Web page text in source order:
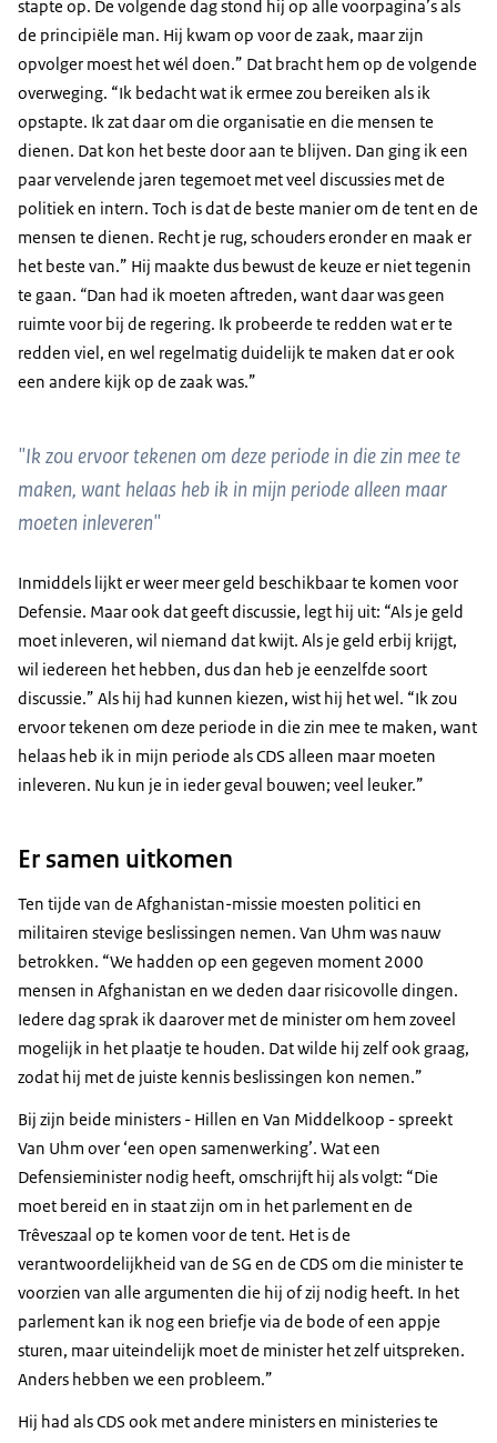
stapte op. De volgende dag stond hij op alle voorpagina’s als
de principiële man. Hij kwam op voor de zaak, maar zijn
opvolger moest het wél doen.” Dat bracht hem op de volgende
overweging. “Ik bedacht wat ik ermee zou bereiken als ik
opstapte. Ik zat daar om die organisatie en die mensen te
dienen. Dat kon het beste door aan te blijven. Dan ging ik een
paar vervelende jaren tegemoet met veel discussies met de
politiek en intern. Toch is dat de beste manier om de tent en de
mensen te dienen. Recht je rug, schouders eronder en maak er
het beste van.” Hij maakte dus bewust de keuze er niet tegenin
te gaan. “Dan had ik moeten aftreden, want daar was geen
ruimte voor bij de regering. Ik probeerde te redden wat er te
redden viel, en wel regelmatig duidelijk te maken dat er ook
een andere kijk op de zaak was.”
"Ik zou ervoor tekenen om deze periode in die zin mee te
maken, want helaas heb ik in mijn periode alleen maar
moeten inleveren"
Inmiddels lijkt er weer meer geld beschikbaar te komen voor
Defensie. Maar ook dat geeft discussie, legt hij uit: “Als je geld
moet inleveren, wil niemand dat kwijt. Als je geld erbij krijgt,
wil iedereen het hebben, dus dan heb je eenzelfde soort
discussie.” Als hij had kunnen kiezen, wist hij het wel. “Ik zou
ervoor tekenen om deze periode in die zin mee te maken, want
helaas heb ik in mijn periode als CDS alleen maar moeten
inleveren. Nu kun je in ieder geval bouwen; veel leuker.”
Er samen uitkomen
Ten tijde van de Afghanistan-missie moesten politici en
militairen stevige beslissingen nemen. Van Uhm was nauw
betrokken. “We hadden op een gegeven moment 2000
mensen in Afghanistan en we deden daar risicovolle dingen.
Iedere dag sprak ik daarover met de minister om hem zoveel
mogelijk in het plaatje te houden. Dat wilde hij zelf ook graag,
zodat hij met de juiste kennis beslissingen kon nemen.”
Bij zijn beide ministers - Hillen en Van Middelkoop - spreekt
Van Uhm over ‘een open samenwerking’. Wat een
Defensieminister nodig heeft, omschrijft hij als volgt: “Die
moet bereid en in staat zijn om in het parlement en de
Trêveszaal op te komen voor de tent. Het is de
verantwoordelijkheid van de SG en de CDS om die minister te
voorzien van alle argumenten die hij of zij nodig heeft. In het
parlement kan ik nog een briefje via de bode of een appje
sturen, maar uiteindelijk moet de minister het zelf uitspreken.
Anders hebben we een probleem.”
Hij had als CDS ook met andere ministers en ministeries te